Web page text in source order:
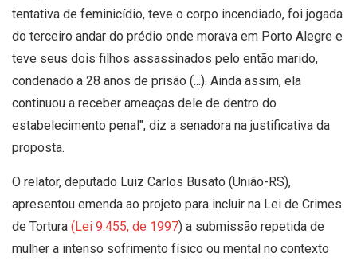
tentativa de feminicídio, teve o corpo incendiado, foi jogada
do terceiro andar do prédio onde morava em Porto Alegre e
teve seus dois filhos assassinados pelo então marido,
condenado a 28 anos de prisão (...). Ainda assim, ela
continuou a receber ameaças dele de dentro do
estabelecimento penal", diz a senadora na justificativa da
proposta.
O relator, deputado Luiz Carlos Busato (União-RS),
apresentou emenda ao projeto para incluir na Lei de Crimes
de Tortura (Lei 9.455, de 1997) a submissão repetida de
mulher a intenso sofrimento físico ou mental no contexto